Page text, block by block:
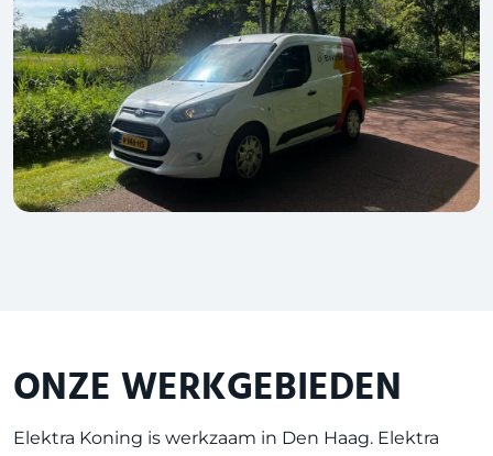
ONZE WERKGEBIEDEN
Elektra Koning is werkzaam in Den Haag. Elektra